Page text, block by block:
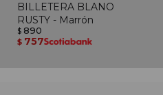
BILLETERA BLANO
RUSTY - Marrón
$ 890
$ 757